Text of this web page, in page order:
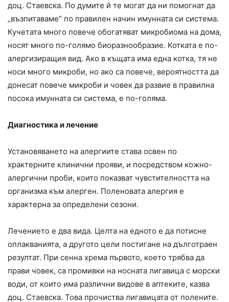
доц. Стаевска. По думите й те могат да ни помогнат да
„възпитаваме“ по правилен начин имунната си система.
Кучетата много повече обогатяват микробиома на дома,
носят много по-голямо биоразнообразие. Котката е по-
алергизиращия вид. Ако в къщата има една котка, тя не
носи много микроби, но ако са повече, вероятността да
донесат повече микроби и човек да развие в правилна
посока имунната си система, е по-голяма.
Диагностика и лечение
Установяването на алергиите става освен по
храктерните клинични прояви, и посредством кожно-
алергични проби, които показват чувстителността на
организма към алерген. Поленовата алергия е
характерна за определени сезони.
Лечението е два вида. Целта на едното е да потисне
оплакванията, а другото цели постигане на дълготраен
резултат. При сенна хрема първото, което трябва да
прави човек, са промивки на носната лигавица с морски
води, от които има различни видове в аптеките, казва
доц. Стаевска. Това прочиства лигавицата от полените.